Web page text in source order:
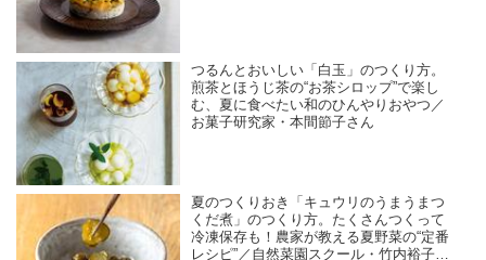
つるんとおいしい「白玉」のつくり方。
煎茶とほうじ茶の“お茶シロップ”で楽し
む、夏に食べたい和のひんやりおやつ／
お菓子研究家・本間節子さん
夏のつくりおき「キュウリのうまうまつ
くだ煮」のつくり方。たくさんつくって
冷凍保存も！農家が教える夏野菜の“定番
レシピ”／自然菜園スクール・竹内裕子さ